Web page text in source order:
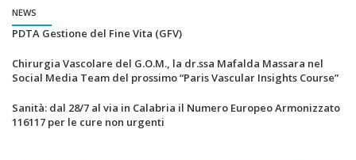
NEWS
PDTA Gestione del Fine Vita (GFV)
Chirurgia Vascolare del G.O.M., la dr.ssa Mafalda Massara nel
Social Media Team del prossimo “Paris Vascular Insights Course”
Sanità: dal 28/7 al via in Calabria il Numero Europeo Armonizzato
116117 per le cure non urgenti